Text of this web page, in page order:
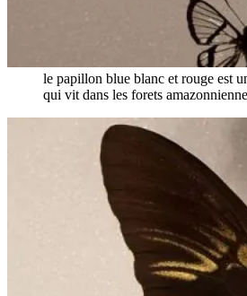
le papillon blue blanc et rouge est
qui vit dans les forets